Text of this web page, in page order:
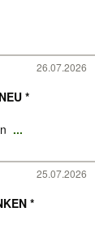
26.07.2026
*
...
25.07.2026
*